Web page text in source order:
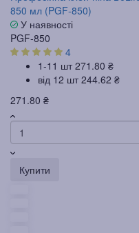
850 мл (PGF-850)
У наявності
PGF-850
4
1-11 шт 271.80 ₴
від 12 шт 244.62 ₴
271.80 ₴
Купити